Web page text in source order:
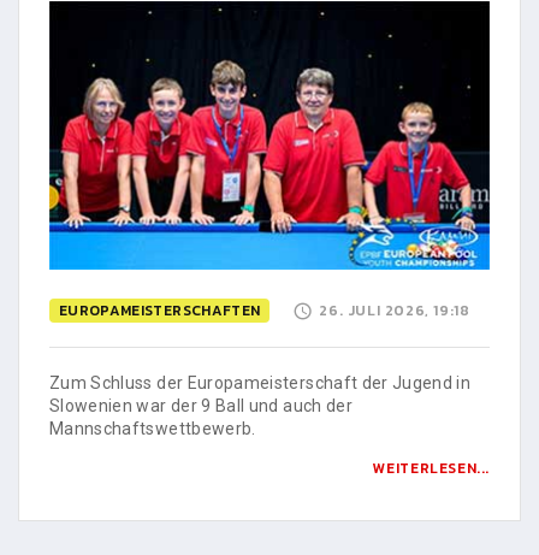
EUROPAMEISTERSCHAFTEN 26. JULI 2026, 19:18
Zum Schluss der Europameisterschaft der Jugend in
Slowenien war der 9 Ball und auch der
Mannschaftswettbewerb.
WEITERLESEN...